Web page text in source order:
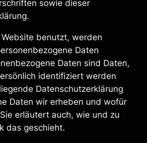
sowie dieser
benutzt, werden
Daten
Daten sind Daten,
identifiziert werden
Datenschutzerklärung
Daten wir erheben und wofür
erläutert auch, wie und zu
das geschieht.